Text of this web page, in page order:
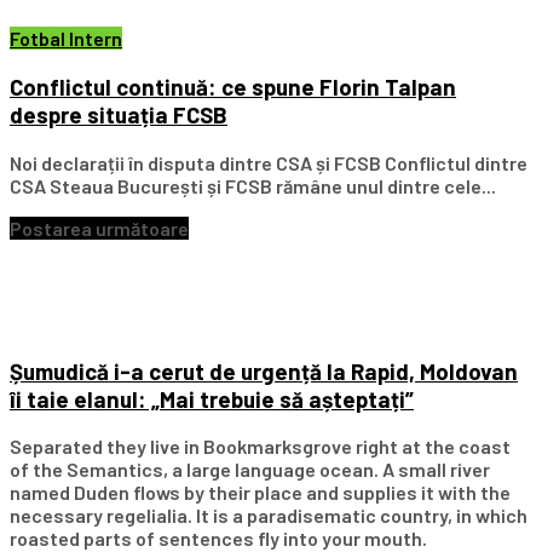
Fotbal Intern
Conflictul continuă: ce spune Florin Talpan
despre situația FCSB
Noi declarații în disputa dintre CSA și FCSB Conflictul dintre
CSA Steaua București și FCSB rămâne unul dintre cele...
Postarea următoare
Șumudică i-a cerut de urgență la Rapid, Moldovan
îi taie elanul: „Mai trebuie să așteptați”
Separated they live in Bookmarksgrove right at the coast
of the Semantics, a large language ocean. A small river
named Duden flows by their place and supplies it with the
necessary regelialia. It is a paradisematic country, in which
roasted parts of sentences fly into your mouth.